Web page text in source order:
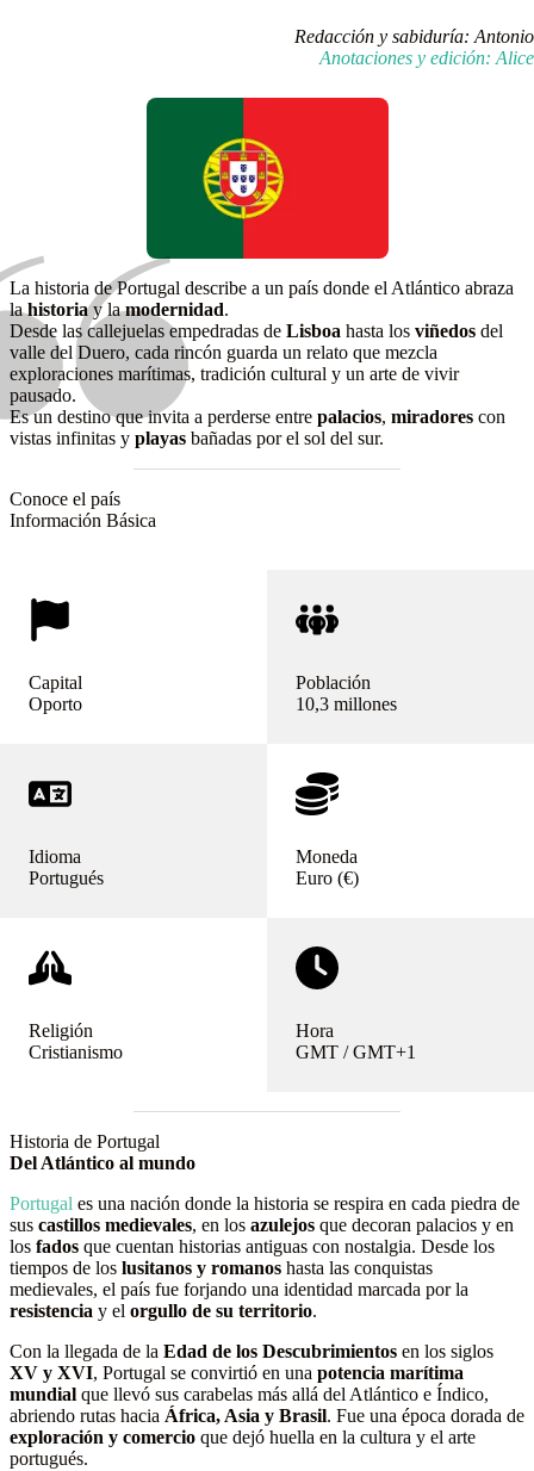
Redacción y sabiduría: Antonio
Anotaciones y edición: Alice
La historia de Portugal describe a un país donde el Atlántico abraza
lahistoriay lamodernidad.
Desde las callejuelas empedradas de Lisboa hasta los viñedos del
valle del Duero, cada rincón guarda un relato que mezcla
exploraciones marítimas, tradición cultural y un arte de vivir
pausado.
Es un destino que invita a perderse entre palacios, miradores con
vistas infinitas y playas bañadas por el sol del sur.
Conoce el país
Información Básica
Capital
Oporto
Población
10,3 millones
Moneda
Euro (€)
Idioma
Portugués
Religión
Cristianismo
Hora
GMT / GMT+1
Historia de Portugal
Del Atlántico al mundo
Portugal es una nación donde la historia se respira en cada piedra de
sus castillos medievales, en los azulejos que decoran palacios y en
los fados que cuentan historias antiguas con nostalgia. Desde los
tiempos de los lusitanos y romanos hasta las conquistas
medievales, el país fue forjando una identidad marcada por la
resistencia y el orgullo de su territorio.
Con la llegada de la Edad de los Descubrimientos en los siglos
XV y XVI, Portugal se convirtió en una potencia marítima
mundial que llevó sus carabelas más allá del Atlántico e Índico,
abriendo rutas hacia África, Asia y Brasil. Fue una época dorada de
exploración y comercio que dejó huella en la cultura y el arte
portugués.